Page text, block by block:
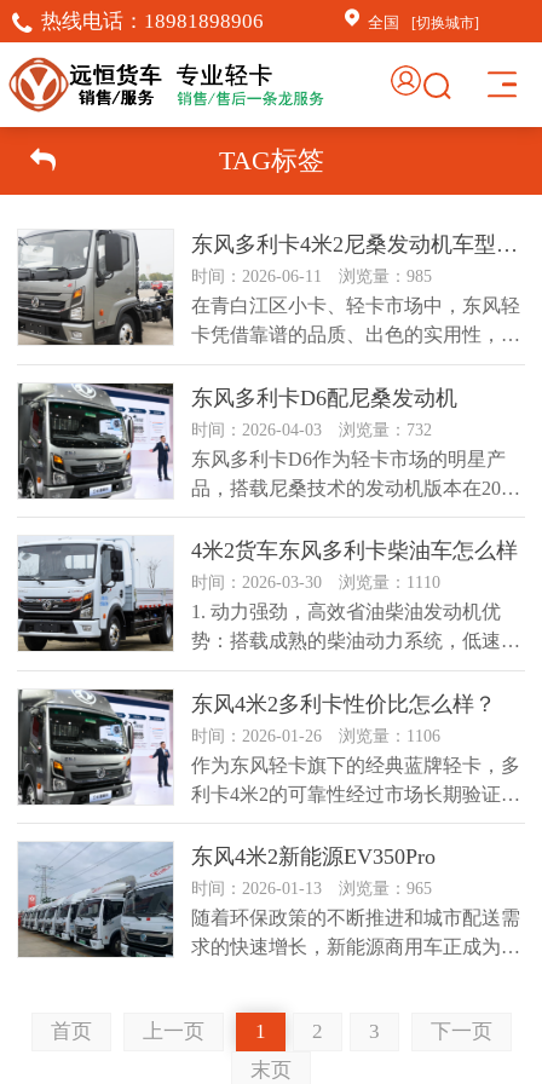
热线电话： 18981898906 全国 [切换城市]
TAG标签
东风多利卡4米2尼桑发动机车型怎么样？
时间：2026-06-11 浏览量：985
在青白江区小卡、轻卡市场中，东风轻
卡凭借靠谱的品质、出色的实用性，常
年占据市场主流地位，深受城配、短...
东风多利卡D6配尼桑发动机
时间：2026-04-03 浏览量：732
东风多利卡D6作为轻卡市场的明星产
品，搭载尼桑技术的发动机版本在2026
年持续受到物流行业和个体经营...
4米2货车东风多利卡柴油车怎么样
时间：2026-03-30 浏览量：1110
1. 动力强劲，高效省油柴油发动机优
势：搭载成熟的柴油动力系统，低速扭
矩大，爬坡和重载能力强，尤其适...
东风4米2多利卡性价比怎么样？
时间：2026-01-26 浏览量：1106
作为东风轻卡旗下的经典蓝牌轻卡，多
利卡4米2的可靠性经过市场长期验证。
不少青白江本地卡友反馈，拉4吨...
东风4米2新能源EV350Pro
时间：2026-01-13 浏览量：965
随着环保政策的不断推进和城市配送需
求的快速增长，新能源商用车正成为市
首页 上一页 1 2 3
下一页
末页